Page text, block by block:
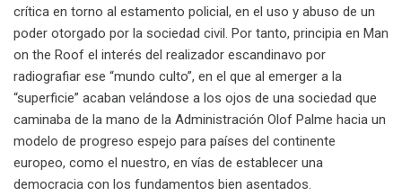
crítica en torno al estamento policial, en el uso y abuso de un
poder otorgado por la sociedad civil. Por tanto, principia en Man
on the Roof el interés del realizador escandinavo por
radiografiar ese “mundo culto”, en el que al emerger a la
“superficie” acaban velándose a los ojos de una sociedad que
caminaba de la mano de la Administración Olof Palme hacia un
modelo de progreso espejo para países del continente
europeo, como el nuestro, en vías de establecer una
democracia con los fundamentos bien asentados.